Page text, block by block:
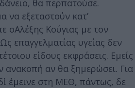
θα περπατούσε.
να εξεταστούν κατ’
οΑλέξης Κούγιας με τον
επαγγελματίας υγείας δεν
είδους εκφράσεις. Εμείς
ανακοπή αν θα ξημερώσει. Για
έμεινε στη ΜΕΘ, πάντως, δε